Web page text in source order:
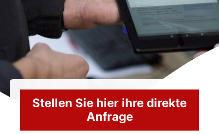
Stellen Sie hier ihre direkte
Anfrage